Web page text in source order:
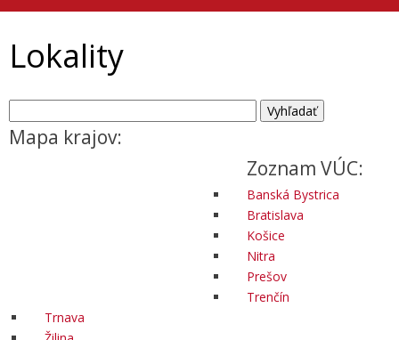
Lokality
Mapa krajov:
Zoznam VÚC:
Banská Bystrica
Bratislava
Košice
Nitra
Prešov
Trenčín
Trnava